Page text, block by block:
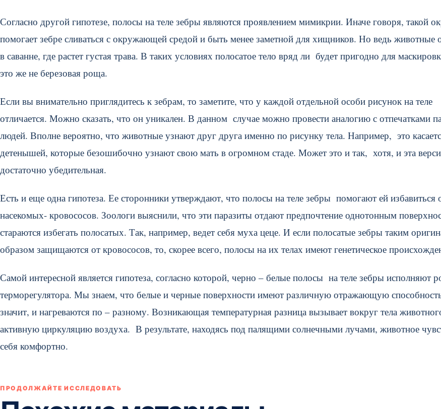
Согласно другой гипотезе, полосы на теле зебры являются проявлением мимикрии. Иначе говоря, такой
помогает зебре сливаться с окружающей средой и быть менее заметной для хищников. Но ведь животные
в саванне, где растет густая трава. В таких условиях полосатое тело вряд ли будет пригодно для
это же не березовая роща.
Если вы внимательно приглядитесь к зебрам, то заметите, что у каждой отдельной особи рисунок на теле
отличается. Можно сказать, что он уникален. В данном случае можно провести аналогию с отпечатками
людей. Вполне вероятно, что животные узнают друг друга именно по рисунку тела. Например, это
детенышей, которые безошибочно узнают свою мать в огромном стаде. Может это и так, хотя, и эта
достаточно убедительная.
Есть и еще одна гипотеза. Ее сторонники утверждают, что полосы на теле зебры помогают ей избавиться
насекомых- кровососов. Зоологи выяснили, что эти паразиты отдают предпочтение однотонным
стараются избегать полосатых. Так, например, ведет себя муха цеце. И если полосатые зебры таким
образом защищаются от кровососов, то, скорее всего, полосы на их телах имеют генетическое
Самой интересной является гипотеза, согласно которой, черно – белые полосы на теле зебры исполняют
терморегулятора. Мы знаем, что белые и черные поверхности имеют различную отражающую
значит, и нагреваются по – разному. Возникающая температурная разница вызывает вокруг тела
активную циркуляцию воздуха. В результате, находясь под палящими солнечными лучами, животное
себя комфортно.
ПРОДОЛЖАЙТЕ ИССЛЕДОВАТЬ